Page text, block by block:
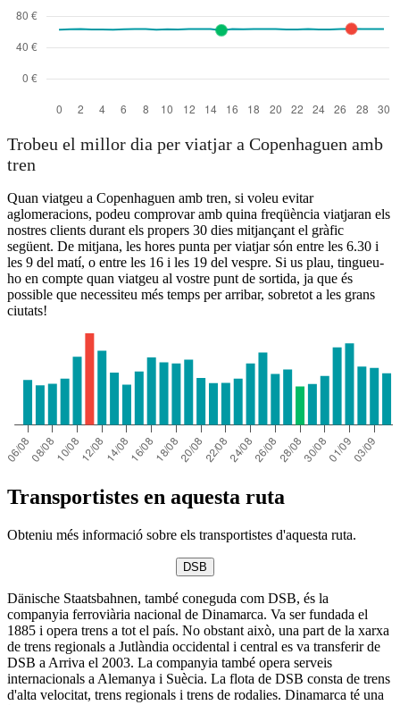
Trobeu el millor dia per viatjar a Copenhaguen amb
tren
Quan viatgeu a Copenhaguen amb tren, si voleu evitar
aglomeracions, podeu comprovar amb quina freqüència viatjaran els
nostres clients durant els propers 30 dies mitjançant el gràfic
següent. De mitjana, les hores punta per viatjar són entre les 6.30 i
les 9 del matí, o entre les 16 i les 19 del vespre. Si us plau, tingueu-
ho en compte quan viatgeu al vostre punt de sortida, ja que és
possible que necessiteu més temps per arribar, sobretot a les grans
ciutats!
Transportistes en aquesta ruta
Obteniu més informació sobre els transportistes d'aquesta ruta.
DSB
Dänische Staatsbahnen, també coneguda com DSB, és la
companyia ferroviària nacional de Dinamarca. Va ser fundada el
1885 i opera trens a tot el país. No obstant això, una part de la xarxa
de trens regionals a Jutlàndia occidental i central es va transferir de
DSB a Arriva el 2003. La companyia també opera serveis
internacionals a Alemanya i Suècia. La flota de DSB consta de trens
d'alta velocitat, trens regionals i trens de rodalies. Dinamarca té una